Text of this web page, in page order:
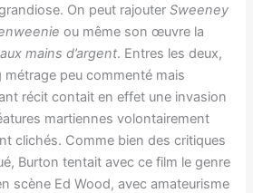
On peut rajouterSweeney
ou même son œuvre la
mains d’argent. Entres les deux,
métrage peu commenté mais
récit contait en effet une invasion
martiennes volontairement
clichés. Comme bien des critiques
Burton tentait avec ce film le genre
scène Ed Wood, avec amateurisme